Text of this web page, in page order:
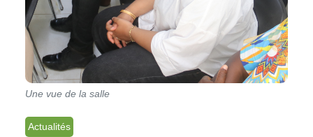
Une vue de la salle
Actualités